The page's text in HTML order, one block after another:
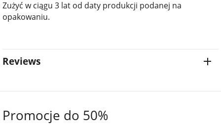
Zużyć w ciągu 3 lat od daty produkcji podanej na
opakowaniu.
Reviews
Promocje do 50%